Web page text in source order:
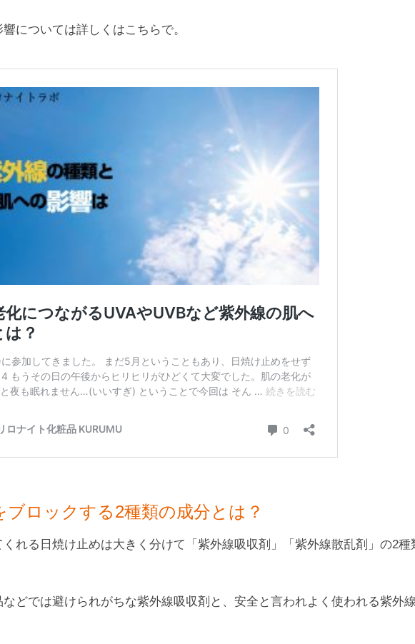
については詳しくはこちらで。
ブロックする2種類の成分とは？
れる日焼け止めは大きく分けて「紫外線吸収剤」「紫外線散乱剤」の2種
どでは避けられがちな紫外線吸収剤と、安全と言われよく使われる紫外